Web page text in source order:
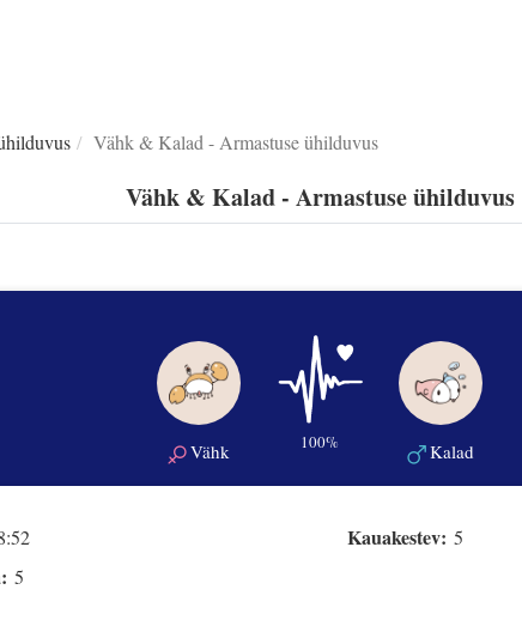
Vähk & Kalad - Armastuse ühilduvus
Vähk & Kalad - Armastuse ühilduvus
Vähk 100% Kalad
5
Kauakestev: 5